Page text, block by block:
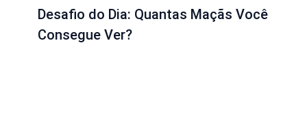
Desafio do Dia: Quantas Maçãs Você
Consegue Ver?